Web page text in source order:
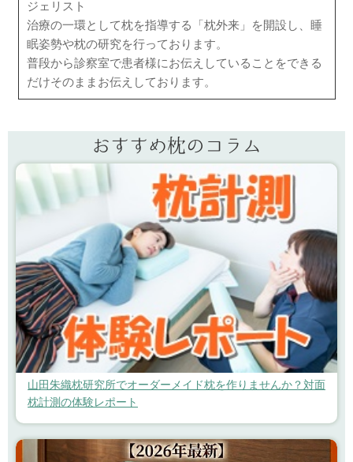
ジェリスト
治療の一環として枕を指導する「枕外来」を開設し、睡
眠姿勢や枕の研究を行っております。
普段から診察室で患者様にお伝えしていることをできる
だけそのままお伝えしております。
おすすめ枕のコラム
山田朱織枕研究所でオーダーメイド枕を作りませんか？対面
枕計測の体験レポート